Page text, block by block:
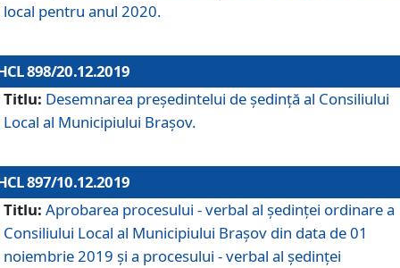
local pentru anul 2020.
898/20.12.2019
Titlu: Desemnarea preşedintelui de şedinţă al Consiliului
Local al Municipiului Braşov.
897/10.12.2019
Titlu: Aprobarea procesului - verbal al şedinţei ordinare a
Consiliului Local al Municipiului Brașov din data de 01
noiembrie 2019 și a procesului - verbal al ședinței